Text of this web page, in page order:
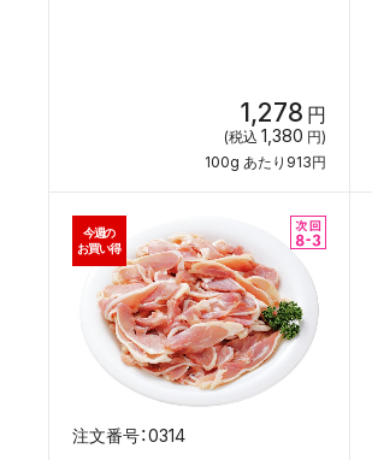
1,278 円
(税込 1,380 円)
100g あたり913円
0314
今週の
お買い得